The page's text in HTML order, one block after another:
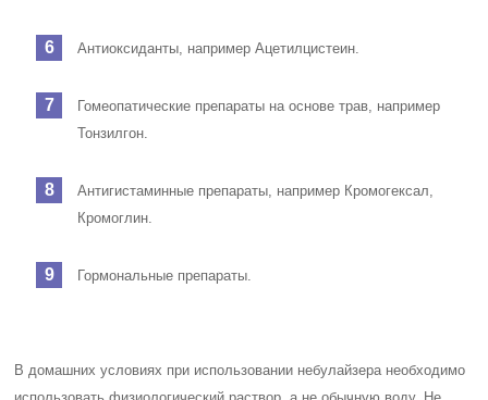
Антиоксиданты, например Ацетилцистеин.
Гомеопатические препараты на основе трав, например
Тонзилгон.
Антигистаминные препараты, например Кромогексал,
Кромоглин.
Гормональные препараты.
В домашних условиях при использовании небулайзера необходимо